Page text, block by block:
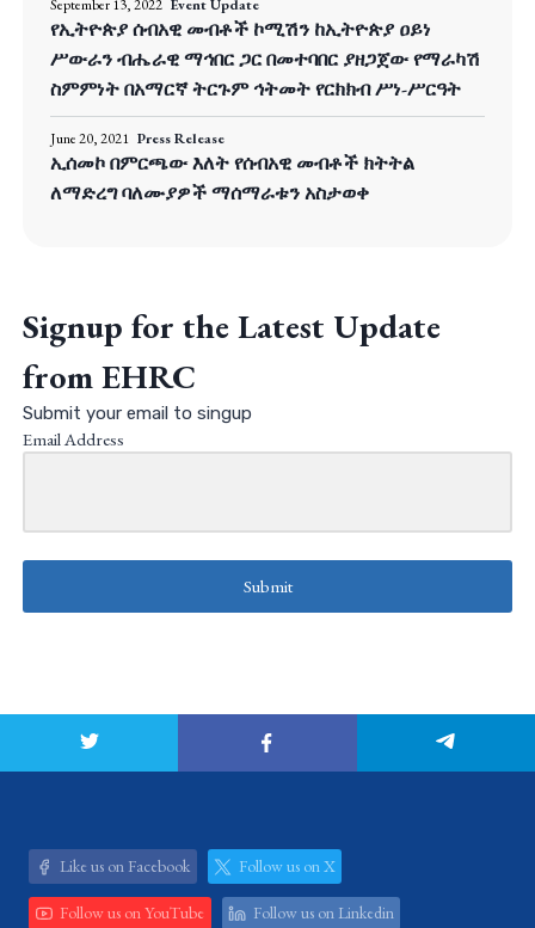
September 13, 2022 Event Update
የኢትዮጵያ ሰብአዊ መብቶች ኮሚሽን ከኢትዮጵያ ዐይነ
ሥውራን ብሔራዊ ማኅበር ጋር በመተባበር ያዘጋጀው የማራካሽ
ስምምነት በአማርኛ ትርጉም ኅትመት የርክክብ ሥነ-ሥርዓት
June 20, 2021 Press Release
ኢሰመኮ በምርጫው እለት የሰብአዊ መብቶች ክትትል
ለማድረግ ባለሙያዎች ማሰማራቱን አስታወቀ
Signup for the Latest Update
from EHRC
Submit your email to singup
Email Address
Submit
Like us on Facebook Follow us on X
Follow us on YouTube Follow us on Linkedin